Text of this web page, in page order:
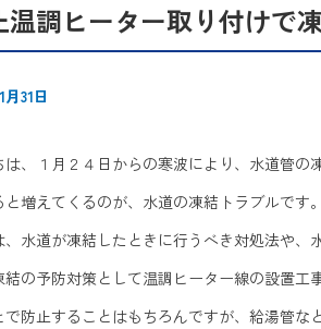
温調ヒーター取り付けで
31日
、１月２４日からの寒波により、水道管の
増えてくるのが、水道の凍結トラブルです
水道が凍結したときに行うべき対処法や、
の予防対策として温調ヒーター線の設置工
防止することはもちろんですが、給湯管